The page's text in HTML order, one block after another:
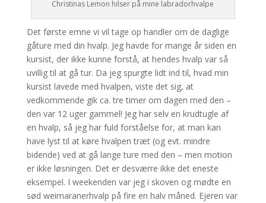
Christinas Lemon hilser på mine labradorhvalpe
Det første emne vi vil tage op handler om de daglige
gåture med din hvalp. Jeg havde for mange år siden en
kursist, der ikke kunne forstå, at hendes hvalp var så
uvillig til at gå tur. Da jeg spurgte lidt ind til, hvad min
kursist lavede med hvalpen, viste det sig, at
vedkommende gik ca. tre timer om dagen med den –
den var 12 uger gammel! Jeg har selv en krudtugle af
en hvalp, så jeg har fuld forståelse for, at man kan
have lyst til at køre hvalpen træt (og evt. mindre
bidende) ved at gå lange ture med den – men motion
er ikke løsningen. Det er desværre ikke det eneste
eksempel. I weekenden var jeg i skoven og mødte en
sød weimaranerhvalp på fire en halv måned. Ejeren var